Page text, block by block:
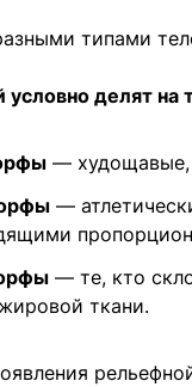
типами
делят на
— худощавые,
—
— те, кто
ткани.